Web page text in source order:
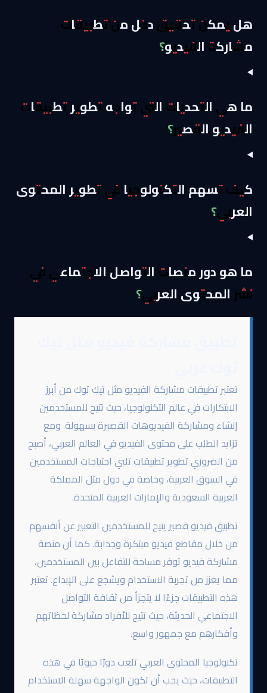
هل يمكن تحقيق دخل من تطبيقات
مشاركة الفيديو؟
ما هي التحديات التي تواجه تطوير تطبيقات
الفيديو القصير؟
كيف تسهم التكنولوجيا في تطوير المحتوى
العربي؟
ما هو دور منصات التواصل الاجتماعي في
نشر المحتوى العربي؟
تعتبر تطبيقات مشاركة الفيديو مثل تيك توك من أبرز
الابتكارات في عالم التكنولوجيا، حيث تتيح للمستخدمين
إنشاء ومشاركة الفيديوهات القصيرة بسهولة. ومع
تزايد الطلب على محتوى الفيديو في العالم العربي، أصبح
من الضروري تطوير تطبيقات تلبي احتياجات المستخدمين
في السوق العربية، وخاصة في دول مثل المملكة
العربية السعودية والإمارات العربية المتحدة.
تطبيق فيديو قصير يتيح للمستخدمين التعبير عن أنفسهم
من خلال مقاطع فيديو مبتكرة وجذابة. كما أن منصة
مشاركة فيديو توفر مساحة للتفاعل بين المستخدمين،
مما يعزز من تجربة الاستخدام ويشجع على الإبداع. تعتبر
هذه التطبيقات جزءًا لا يتجزأ من ثقافة التواصل
الاجتماعي الحديثة، حيث تتيح للأفراد مشاركة لحظاتهم
وأفكارهم مع جمهور واسع.
تكنولوجيا المحتوى العربي تلعب دورًا حيويًا في هذه
التطبيقات، حيث يجب أن تكون الواجهة سهلة الاستخدام